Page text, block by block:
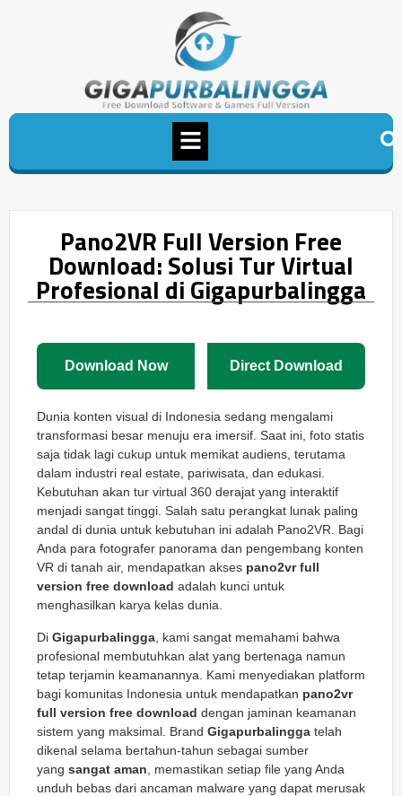
Pano2VR Full Version Free
Download: Solusi Tur Virtual
Profesional di Gigapurbalingga
Download Now Direct Download
Dunia konten visual di Indonesia sedang mengalami
transformasi besar menuju era imersif. Saat ini, foto statis
saja tidak lagi cukup untuk memikat audiens, terutama
dalam industri real estate, pariwisata, dan edukasi.
Kebutuhan akan tur virtual 360 derajat yang interaktif
menjadi sangat tinggi. Salah satu perangkat lunak paling
andal di dunia untuk kebutuhan ini adalah Pano2VR. Bagi
Anda para fotografer panorama dan pengembang konten
VR di tanah air, mendapatkan akses pano2vr full
version free download adalah kunci untuk
menghasilkan karya kelas dunia.
Di Gigapurbalingga , kami sangat memahami bahwa
profesional membutuhkan alat yang bertenaga namun
tetap terjamin keamanannya. Kami menyediakan platform
bagi komunitas Indonesia untuk mendapatkan pano2vr
full version free download dengan jaminan keamanan
sistem yang maksimal. Brand Gigapurbalingga telah
dikenal selama bertahun-tahun sebagai sumber
yang sangat aman , memastikan setiap file yang Anda
unduh bebas dari ancaman malware yang dapat merusak